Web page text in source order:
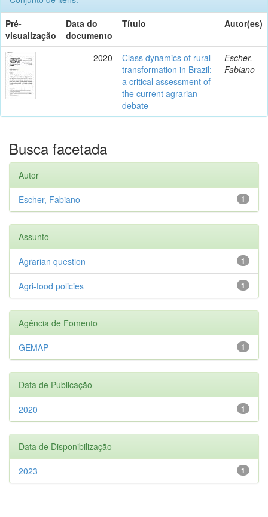
Pré-
visualização
Data do
documento
Título Autor(es)
2020
Class dynamics of rural
transformation in Brazil:
a critical assessment of
the current agrarian
debate
Escher,
Fabiano
Busca facetada
Autor
1
Escher, Fabiano
Assunto
1
Agrarian question
1
Agri-food policies
Agência de Fomento
1
GEMAP
Data de Publicação
1
2020
Data de Disponibilização
1
2023